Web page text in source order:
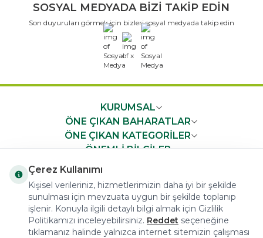
SOSYAL MEDYADA BİZİ TAKİP EDİN
Son duyuruları görmek için bizleri sosyal medyada takip edin
x
KURUMSAL
ÖNE ÇIKAN BAHARATLAR
ÖNE ÇIKAN KATEGORİLER
ÖNEMLİ BİLGİLER
COPYRIGHT © 2023 arifoglu.com ALL RIGHTS RESERVED
Çerez Kullanımı
Kişisel verileriniz, hizmetlerimizin daha iyi bir şekilde
sunulması için mevzuata uygun bir şekilde toplanıp
işlenir. Konuyla ilgili detaylı bilgi almak için Gizlilik
Politikamızı inceleyebilirsiniz. Reddet seçeneğine
tıklamanız halinde yalnızca internet sitemizin çalışması